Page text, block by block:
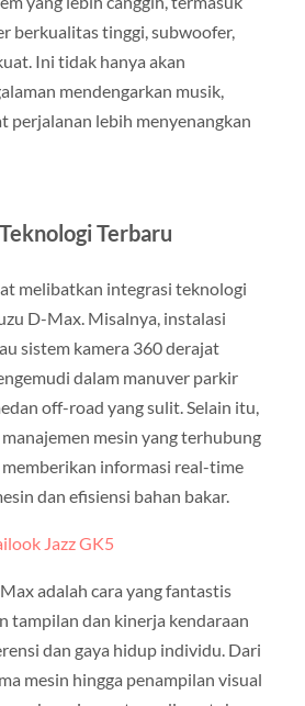
berkualitas tinggi, subwoofer,
Ini tidak hanya akan
mendengarkan musik,
perjalanan lebih menyenangkan
Terbaru
melibatkan integrasi teknologi
D-Max. Misalnya, instalasi
sistem kamera 360 derajat
dalam manuver parkir
off-road yang sulit. Selain itu,
mesin yang terhubung
informasi real-time
dan efisiensi bahan bakar.
Jazz GK5
adalah cara yang fantastis
tampilan dan kinerja kendaraan
dan gaya hidup individu. Dari
mesin hingga penampilan visual